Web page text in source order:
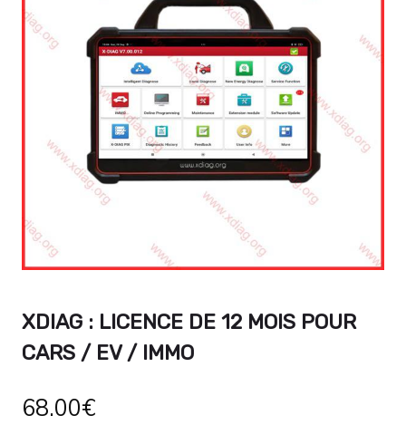
XDIAG : LICENCE DE 12 MOIS POUR
CARS / EV / IMMO
68.00€